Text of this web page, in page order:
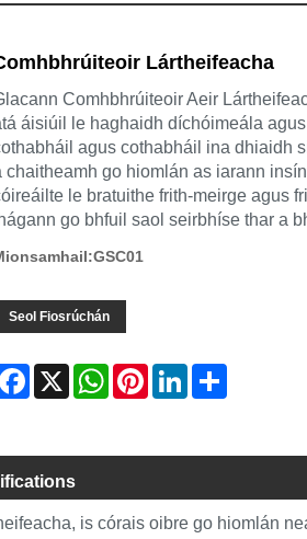
Lártheifeacha
Comhbhrúiteoir Aeir
áisiúil le haghaidh díchóimeála
agus cothabháil ina dhiaidh
chaitheamh go hiomlán as iarann
le bratuithe frith-meirge agus
go bhfuil saol seirbhíse thar a
Seol Fiosrúchán
Facebook
X WhatsAppPinterestLinkedInShare
is córais oibre go hiomlán